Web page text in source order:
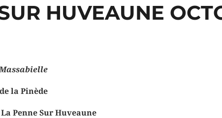
HUVEAUNE
la Pinède
La Penne Sur Huveaune